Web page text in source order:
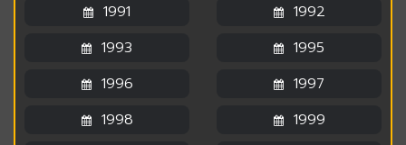
1991
1992
1993
1995
1996
1997
1998
1999